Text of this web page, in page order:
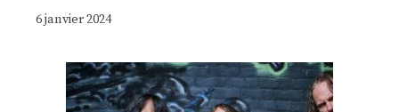
6 janvier 2024